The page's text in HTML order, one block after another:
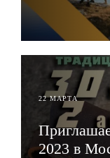
ЧИТАТЬ
22 МАРТА
2023 в